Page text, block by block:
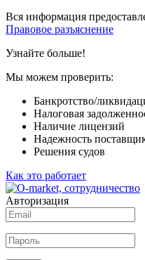
Вся информация
Правовое разъяснение
Узнайте больше!
Мы можем проверить:
Банкротство/
Налоговая
Наличие лицензий
Надежность
Решения судов
Как это работает
Авторизация